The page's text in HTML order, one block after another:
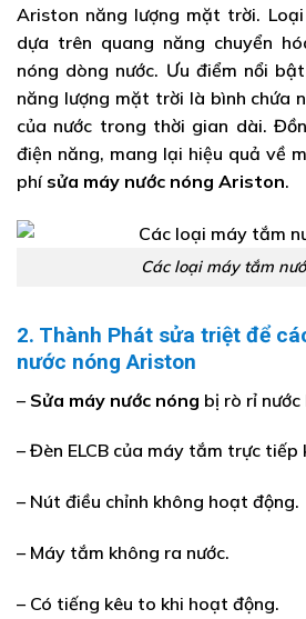
Ariston năng lượng mặt trời.
dựa trên quang năng chuyển
nóng dòng nước. Ưu điểm nổi
năng lượng mặt trời là bình chứa
của nước trong thời gian dài.
điện năng, mang lại hiệu quả về
phí sửa máy nước nóng Ariston.
Các loại máy tắm
2. Thành Phát sửa triệt để
nước nóng Ariston
– Sửa máy nước nóng bị rò rỉ nước
– Đèn ELCB của máy tắm trực tiếp
– Nút điều chỉnh không hoạt động.
– Máy tắm không ra nước.
– Có tiếng kêu to khi hoạt động.